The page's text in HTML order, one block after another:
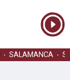
SALAMANCA